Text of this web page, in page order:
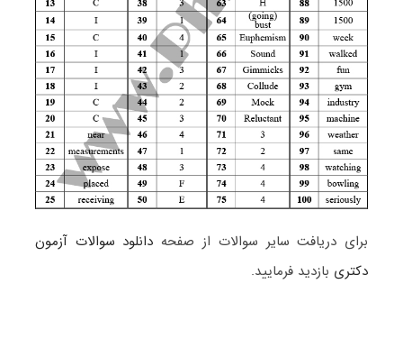
برای دریافت سایر سوالات از صفحه دانلود سوالات آزمون
دکتری بازدید فرمایید.